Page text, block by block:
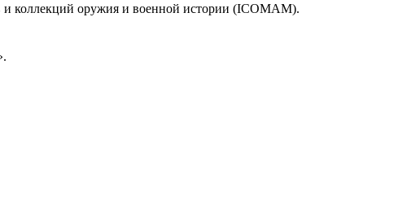
коллекций оружия и военной истории (ICOMAM).